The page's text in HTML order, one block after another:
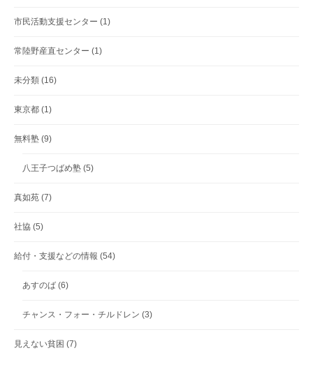
市民活動支援センター (1)
常陸野産直センター (1)
未分類 (16)
東京都 (1)
無料塾 (9)
八王子つばめ塾 (5)
真如苑 (7)
社協 (5)
給付・支援などの情報 (54)
あすのば (6)
チャンス・フォー・チルドレン (3)
見えない貧困 (7)